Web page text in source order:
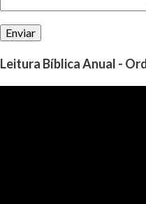
Leitura Bíblica Anual -